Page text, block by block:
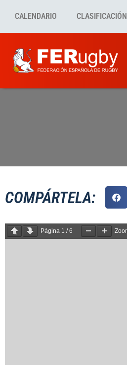
CALENDARIO CLASIFICACIÓN
COMPÁRTELA:
Página 1 /6